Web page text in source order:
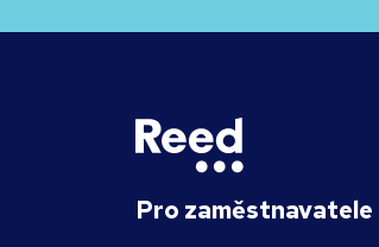
Pro zaměstnavatele